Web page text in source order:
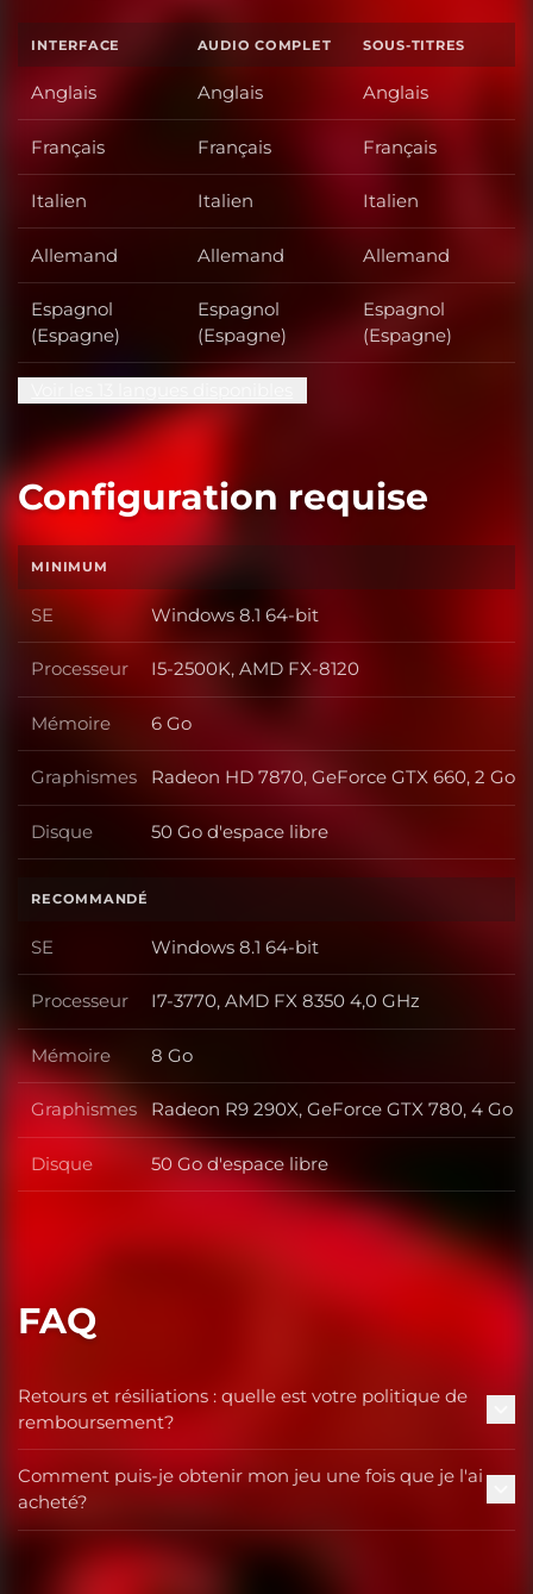
INTERFACE AUDIO COMPLET SOUS-TITRES
Anglais Anglais Anglais
Français Français Français
Italien Italien Italien
Allemand Allemand Allemand
Espagnol
(Espagne)
Espagnol
(Espagne)
Espagnol
(Espagne)
Configuration requise
MINIMUM
SE SE
Windows 8.1 64-bit
Processeur Processeur
I5-2500K, AMD FX-8120
Mémoire Mémoire
6 Go
Graphismes Graphismes
Radeon HD 7870, GeForce GTX 660, 2 Go
Disque Disque
50 Go d'espace libre
RECOMMANDÉ
SE SE
Windows 8.1 64-bit
Processeur Processeur
I7-3770, AMD FX 8350 4,0 GHz
Mémoire Mémoire
8 Go
Graphismes Graphismes
Radeon R9 290X, GeForce GTX 780, 4 Go
Disque Disque
50 Go d'espace libre
FAQ
Retours et résiliations : quelle est votre politique de
remboursement?
Comment puis-je obtenir mon jeu une fois que je l'ai
acheté?